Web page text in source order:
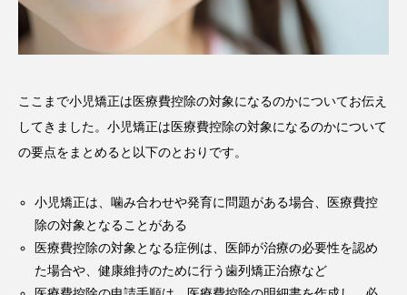
ここまで小児矯正は医療費控除の対象になるのかについてお伝え
してきました。小児矯正は医療費控除の対象になるのかについて
の要点をまとめると以下のとおりです。
小児矯正は、噛み合わせや発育に問題がある場合、医療費控
除の対象となることがある
医療費控除の対象となる症例は、医師が治療の必要性を認め
た場合や、健康維持のために行う歯列矯正治療など